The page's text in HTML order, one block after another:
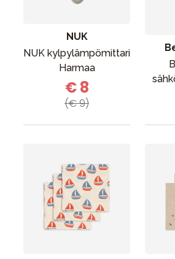
NUK
NUK kylpylämpömittari
Harmaa
€ 8
(€ 9)